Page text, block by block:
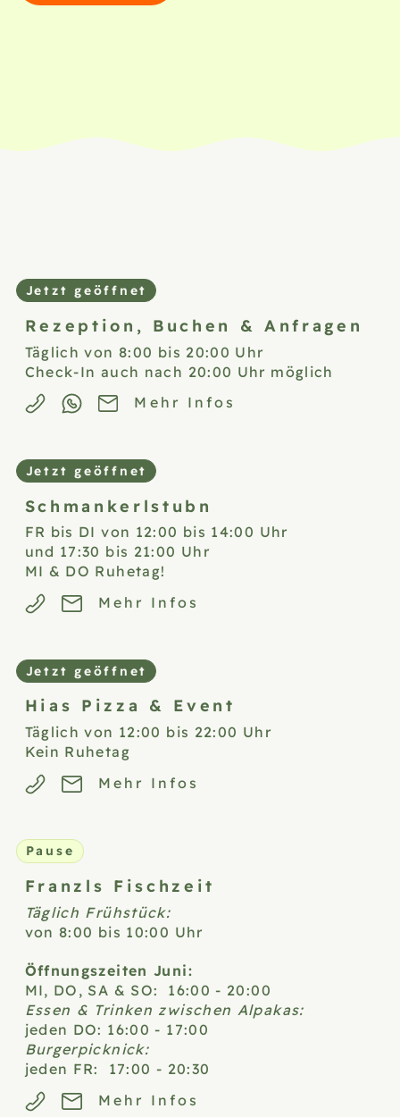
Rezeption, Buchen & Anfragen
Jetzt geöffnet
Täglich von 8:00 bis 20:00 Uhr
Check-In auch nach 20:00 Uhr möglich
Mehr Infos
Schmankerlstubn
Jetzt geöffnet
FR bis DI von 12:00 bis 14:00 Uhr
und 17:30 bis 21:00 Uhr
MI & DO Ruhetag!
Mehr Infos
Hias Pizza & Event
Jetzt geöffnet
Täglich von 12:00 bis 22:00 Uhr
Kein Ruhetag
Mehr Infos
Franzls Fischzeit
Pause
Täglich Frühstück:
von 8:00 bis 10:00 Uhr
Öffnungszeiten Juni:
MI, DO, SA & SO: 16:00 - 20:00
Essen & Trinken zwischen Alpakas:
jeden DO: 16:00 - 17:00
Burgerpicknick:
jeden FR: 17:00 - 20:30
Mehr Infos